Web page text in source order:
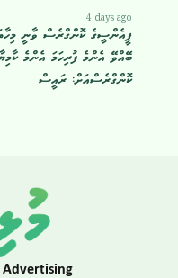
4 days ago
ޕީއެންސީގެ ކޮންގްރެސް ވާނީ
ބޭއްވޭ އެންމެ ފުރިހަމަ އެންމެ
ކޮންގްރެސްއަށް: ރައީސް